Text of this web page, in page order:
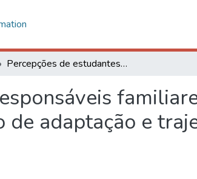
Percepções de estudantes e de seus responsáveis familiares em um colégio de aplicação federal: processo de adaptação e trajetória formativa fora do convívio familiar
de adaptação e